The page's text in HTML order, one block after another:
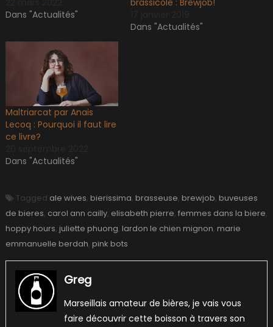
Dans "Actualités"
brassicole : Brewjob!
Dans "Actualités"
Maltriarcat par Anais
Lecoq : Pourquoi il faut lire
ce livre?
Dans "Actualités"
Tagged ale wives, bierissima, brasseuse, brewjob, buveuses
de bieres, carol ann cailly, elisabeth pierre, femmes dans la biere,
hoppy hours, juliette phuong, lardon le chien mignon, marie
emmanuelle berdah, pink bots
Greg
Marseillais amateur de bières, je vais vous
faire découvrir cette boisson à travers son